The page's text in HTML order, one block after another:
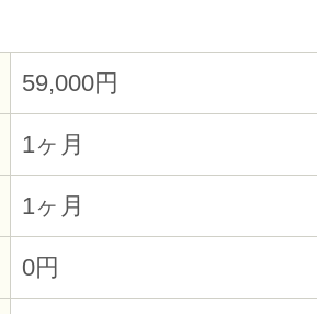
59,000円
1ヶ月
1ヶ月
0円